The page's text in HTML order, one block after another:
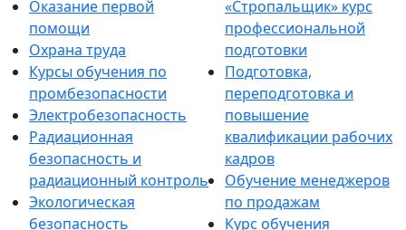
Оказание первой
помощи
Охрана труда
Курсы обучения по
промбезопасности
Электробезопасность
Радиационная
безопасность и
радиационный контроль
Экологическая
безопасность
«Стропальщик» курс
профессиональной
подготовки
Подготовка,
переподготовка и
повышение
квалификации рабочих
кадров
Обучение менеджеров
по продажам
Курс обучения